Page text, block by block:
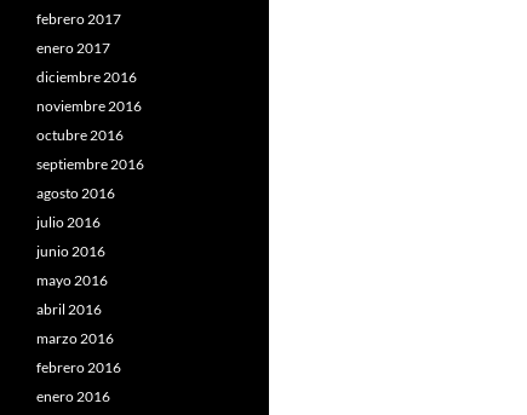
febrero 2017
enero 2017
diciembre 2016
noviembre 2016
octubre 2016
septiembre 2016
agosto 2016
julio 2016
junio 2016
mayo 2016
abril 2016
marzo 2016
febrero 2016
enero 2016